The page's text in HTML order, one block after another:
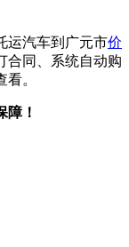
运汽车到广元市价
合同、系统自动购
。
障！